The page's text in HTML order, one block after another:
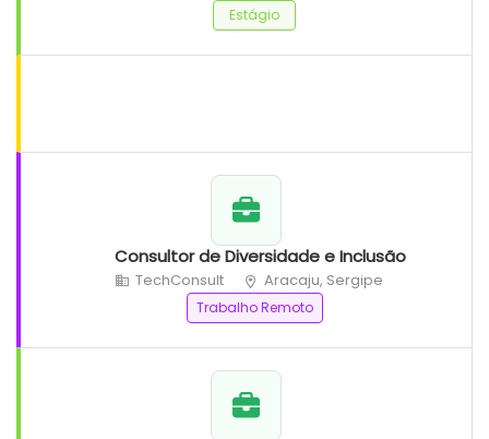
Estágio
Consultor de Diversidade e Inclusão
TechConsult Aracaju, Sergipe
Trabalho Remoto